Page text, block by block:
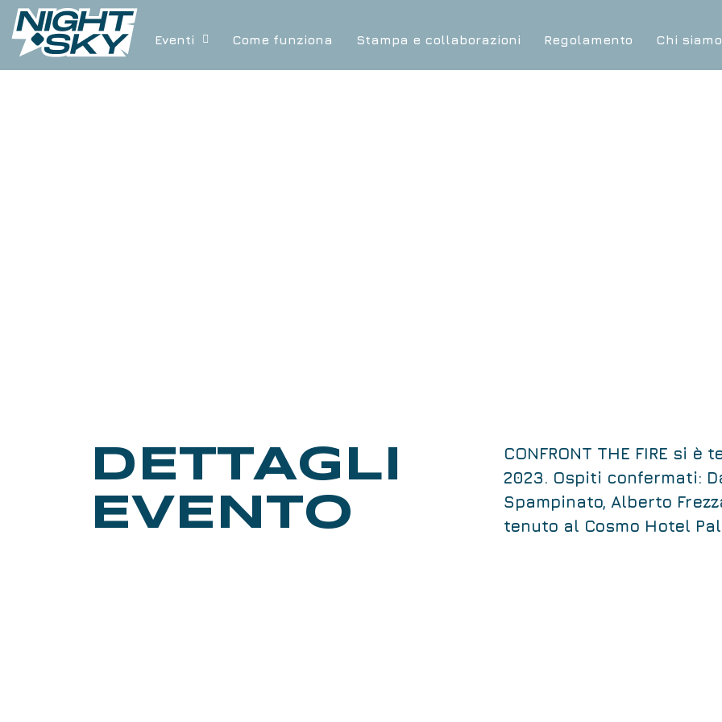
Eventi Come funziona Stampa e collaborazioni Regolamento Chi siamo
DETTAGLI
EVENTO
CONFRONT THE FIRE si
2023. Ospiti confermati:
Spampinato, Alberto
tenuto al Cosmo Hotel